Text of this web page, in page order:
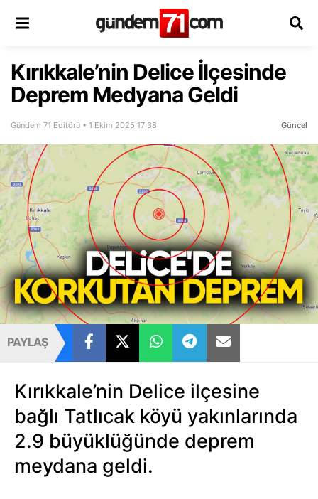
Kırıkkale’nin Delice İlçesinde
Deprem Medyana Geldi
Gündem 71 Editörü • 1 Ekim 2025 17:38 Güncel
PAYLAŞ
Kırıkkale’nin Delice ilçesine
bağlı Tatlıcak köyü yakınlarında
2.9 büyüklüğünde deprem
meydana geldi.